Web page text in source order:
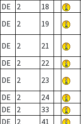
DE
2 18
DE
2 19
DE 2 21
DE
2 22
DE
2 23
DE
2 24
DE
2 33
DE
2 41